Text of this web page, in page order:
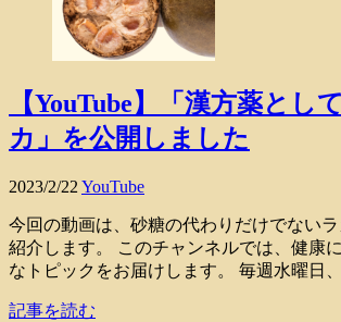
【YouTube】「漢方薬とし
カ」を公開しました
2023/2/22 YouTube
今回の動画は、砂糖の代わりだけでない
紹介します。 このチャンネルでは、健康
なトピックをお届けします。 毎週水曜日
記事を読む